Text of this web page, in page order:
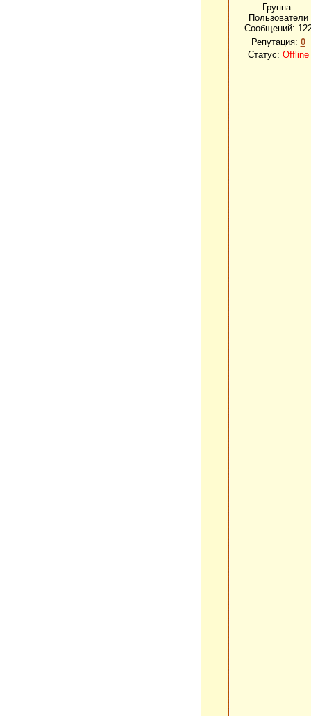
Группа:
Пользователи
Сообщений:
Репутация: 0
Статус: Offline